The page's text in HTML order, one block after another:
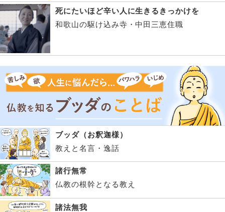
死にたいほど辛い人に生きるきっかけを
和歌山の駆け込み寺・中田三恵住職
ブッダ（お釈迦様）
教えと名言・逸話
諸行無常
仏教の根幹となる教え
諸法無我